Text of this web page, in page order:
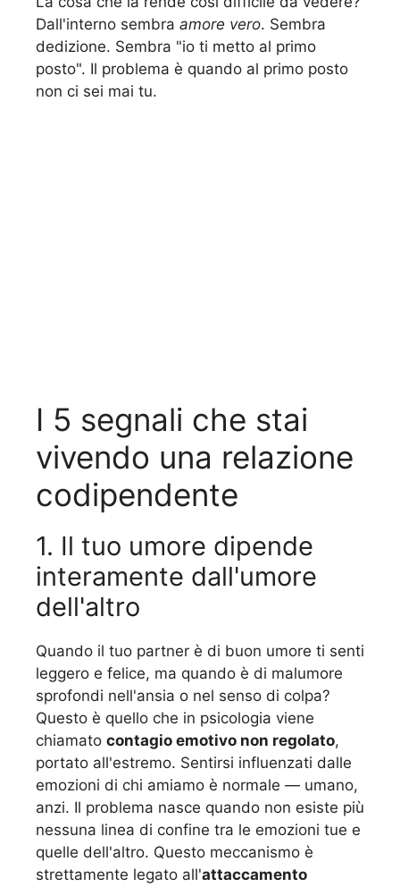
Dall'interno sembra amore vero. Sembra
dedizione. Sembra "io ti metto al primo
posto". Il problema è quando al primo posto
non ci sei mai tu.
I 5 segnali che stai
vivendo una relazione
codipendente
1. Il tuo umore dipende
interamente dall'umore
dell'altro
Quando il tuo partner è di buon umore ti senti
leggero e felice, ma quando è di malumore
sprofondi nell'ansia o nel senso di colpa?
Questo è quello che in psicologia viene
chiamato contagio emotivo non regolato,
portato all'estremo. Sentirsi influenzati dalle
emozioni di chi amiamo è normale — umano,
anzi. Il problema nasce quando non esiste più
nessuna linea di confine tra le emozioni tue e
quelle dell'altro. Questo meccanismo è
strettamente legato all'attaccamento